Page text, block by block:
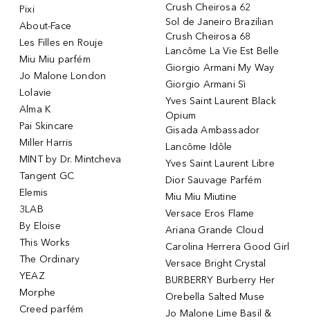
Pixi
About-Face
Les Filles en Rouje
Miu Miu parfém
Jo Malone London
Lolavie
Alma K
Pai Skincare
Miller Harris
MINT by Dr. Mintcheva
Tangent GC
Elemis
3LAB
By Eloise
This Works
The Ordinary
YEAZ
Morphe
Creed parfém
Crush Cheirosa 62
Sol de Janeiro Brazilian
Crush Cheirosa 68
Lancôme La Vie Est Belle
Giorgio Armani My Way
Giorgio Armani Sì
Yves Saint Laurent Black
Opium
Gisada Ambassador
Lancôme Idôle
Yves Saint Laurent Libre
Dior Sauvage Parfém
Miu Miu Miutine
Versace Eros Flame
Ariana Grande Cloud
Carolina Herrera Good Girl
Versace Bright Crystal
BURBERRY Burberry Her
Orebella Salted Muse
Jo Malone Lime Basil &